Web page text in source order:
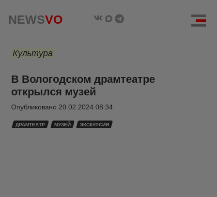
NEWSVO
Культура
В Вологодском драмтеатре
открылся музей
Опубликовано 20.02.2024 08:34
ДРАМТЕАТР МУЗЕЙ ЭКСКУРСИЯ